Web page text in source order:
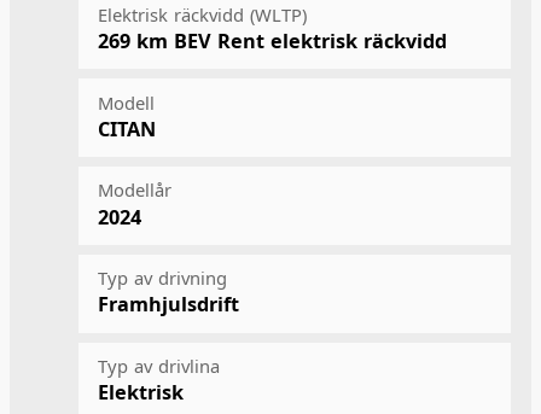
Elektrisk räckvidd (WLTP)
269 km BEV Rent elektrisk räckvidd
Modell
CITAN
Modellår
2024
Typ av drivning
Framhjulsdrift
Typ av drivlina
Elektrisk